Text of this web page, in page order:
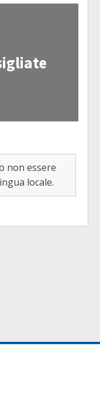
non essere
locale.